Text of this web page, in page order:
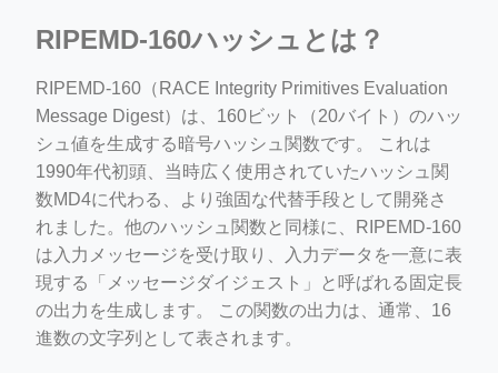
RIPEMD-160ハッシュとは？
RIPEMD-160（RACE Integrity Primitives Evaluation
Message Digest）は、160ビット（20バイト）のハッ
シュ値を生成する暗号ハッシュ関数です。 これは
1990年代初頭、当時広く使用されていたハッシュ関
数MD4に代わる、より強固な代替手段として開発さ
れました。他のハッシュ関数と同様に、RIPEMD-160
は入力メッセージを受け取り、入力データを一意に表
現する「メッセージダイジェスト」と呼ばれる固定長
の出力を生成します。 この関数の出力は、通常、16
進数の文字列として表されます。